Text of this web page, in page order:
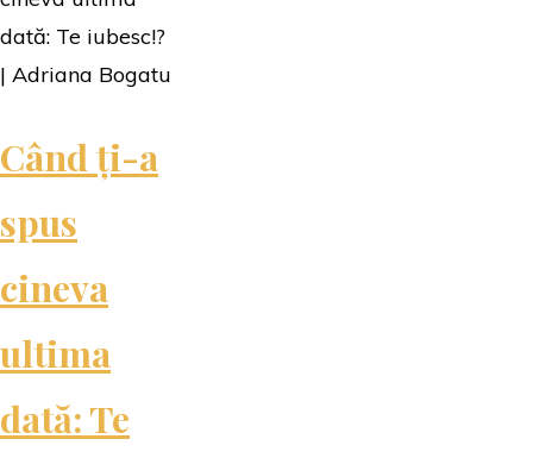
|
Când ți-a
spus
cineva
ultima
dată: Te